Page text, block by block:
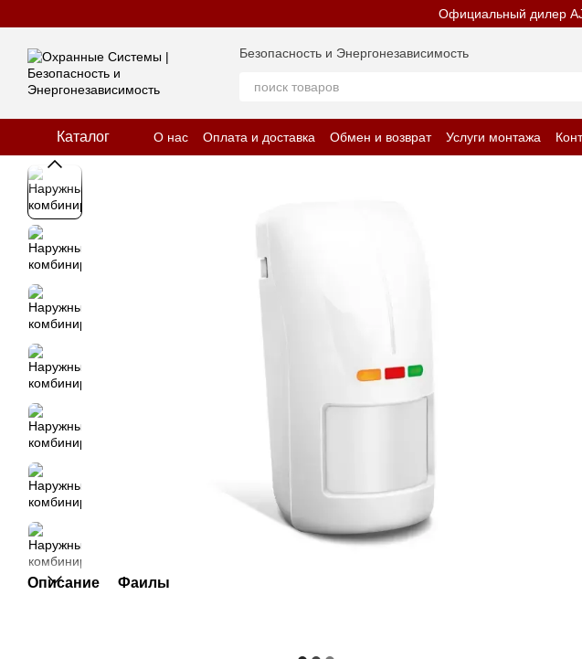
Официальный дилер
Безопасность и Энергонезависимость
Каталог О нас Оплата и доставка Обмен и возврат Услуги монтажа
Отзывы о магазине
Политика конфиденциальности
Описание Файлы